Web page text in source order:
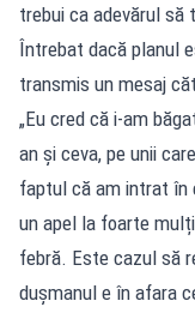
trebui ca adevărul să
Întrebat dacă planul
transmis un mesaj
„Eu cred că i-am
an și ceva, pe unii
faptul că am intrat în
un apel la foarte
febră. Este cazul să
dușmanul e în afara